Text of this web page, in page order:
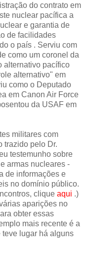
do contrato em
nuclear pacífica a
e garantia de
de facilidades
o país . Serviu com
como um coronel da
alternativo pacífico
alternativo" em
como o Deputado
em Canon Air Force
da USAF em
militares com
trazido pelo Dr.
testemunho sobre
armas nucleares -
de informações e
no domínio público.
clique aqui .)
aparições no
obter essas
mais recente é a
lugar há alguns